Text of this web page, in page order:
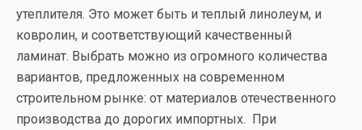
утеплителя. Это может быть и теплый линолеум, и
ковролин, и соответствующий качественный
ламинат. Выбрать можно из огромного количества
вариантов, предложенных на современном
строительном рынке: от материалов отечественного
производства до дорогих импортных. При